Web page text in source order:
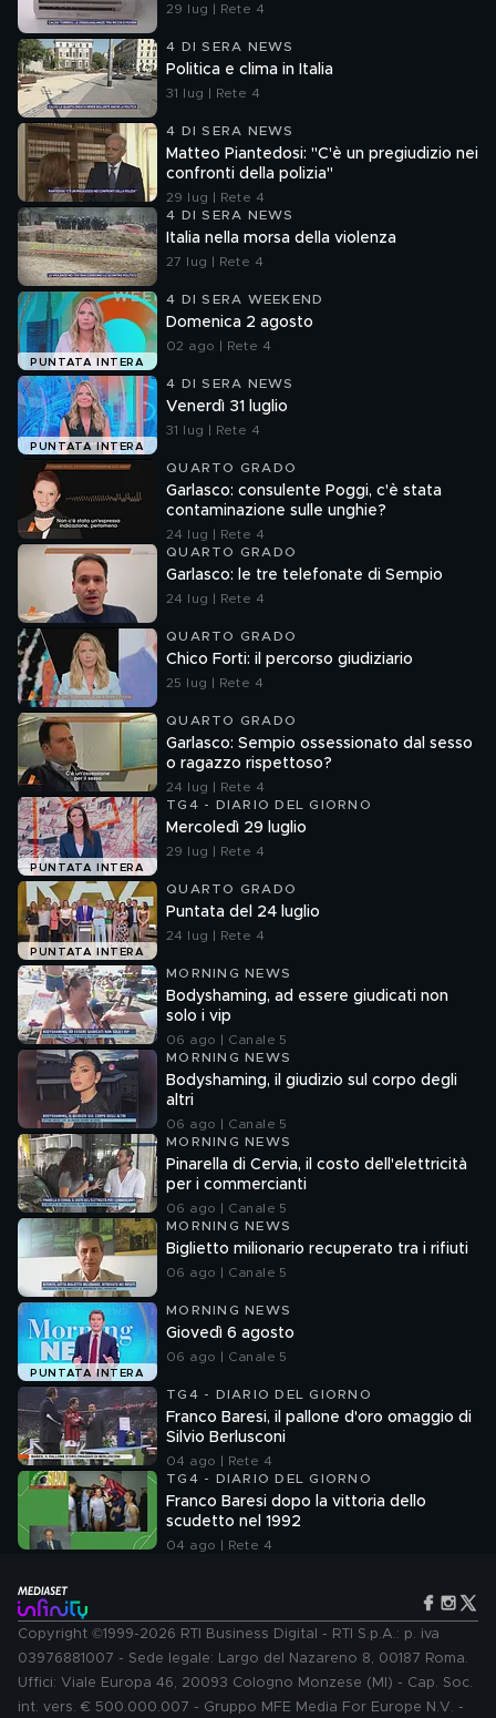
29 lug | Rete 4
4 DI SERA NEWS
Politica e clima in Italia
31 lug | Rete 4
4 DI SERA NEWS
Matteo Piantedosi: "C'è un pregiudizio nei
confronti della polizia"
29 lug | Rete 4
4 DI SERA NEWS
Italia nella morsa della violenza
27 lug | Rete 4
PUNTATA INTERA
4 DI SERA WEEKEND
Domenica 2 agosto
02 ago | Rete 4
PUNTATA INTERA
4 DI SERA NEWS
Venerdì 31 luglio
31 lug | Rete 4
QUARTO GRADO
Garlasco: consulente Poggi, c'è stata
contaminazione sulle unghie?
24 lug | Rete 4
QUARTO GRADO
Garlasco: le tre telefonate di Sempio
24 lug | Rete 4
QUARTO GRADO
Chico Forti: il percorso giudiziario
25 lug | Rete 4
QUARTO GRADO
Garlasco: Sempio ossessionato dal sesso
o ragazzo rispettoso?
24 lug | Rete 4
PUNTATA INTERA
TG4 - DIARIO DEL GIORNO
Mercoledì 29 luglio
29 lug | Rete 4
PUNTATA INTERA
QUARTO GRADO
Puntata del 24 luglio
24 lug | Rete 4
MORNING NEWS
Bodyshaming, ad essere giudicati non
solo i vip
06 ago | Canale 5
MORNING NEWS
Bodyshaming, il giudizio sul corpo degli
altri
06 ago | Canale 5
MORNING NEWS
Pinarella di Cervia, il costo dell'elettricità
per i commercianti
06 ago | Canale 5
MORNING NEWS
Biglietto milionario recuperato tra i rifiuti
06 ago | Canale 5
PUNTATA INTERA
MORNING NEWS
Giovedì 6 agosto
06 ago | Canale 5
TG4 - DIARIO DEL GIORNO
Franco Baresi, il pallone d'oro omaggio di
Silvio Berlusconi
04 ago | Rete 4
TG4 - DIARIO DEL GIORNO
Franco Baresi dopo la vittoria dello
scudetto nel 1992
04 ago | Rete 4
Copyright ©1999-2026 RTI Business Digital - RTI S.p.A.: p. iva
03976881007 - Sede legale: Largo del Nazareno 8, 00187 Roma.
Uffici: Viale Europa 46, 20093 Cologno Monzese (MI) - Cap. Soc.
int. vers. € 500.000.007 - Gruppo MFE Media For Europe N.V. -